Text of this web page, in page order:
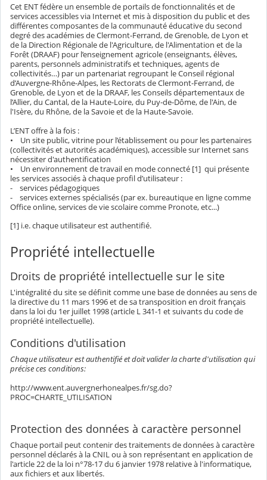
Cet ENT fédère un ensemble de portails de fonctionnalités et de
services accessibles via Internet et mis à disposition du public et des
différentes composantes de la communauté éducative du second
degré des académies de Clermont-Ferrand, de Grenoble, de Lyon et
de la Direction Régionale de l'Agriculture, de l'Alimentation et de la
Forêt (DRAAF) pour l’enseignement agricole (enseignants, élèves,
parents, personnels administratifs et techniques, agents de
collectivités…) par un partenariat regroupant le Conseil régional
d’Auvergne-Rhône-Alpes, les Rectorats de Clermont-Ferrand, de
Grenoble, de Lyon et de la DRAAF, les Conseils départementaux de
l’Allier, du Cantal, de la Haute-Loire, du Puy-de-Dôme, de l'Ain, de
l'Isère, du Rhône, de la Savoie et de la Haute-Savoie.
L’ENT offre à la fois :
• Un site public, vitrine pour l’établissement ou pour les partenaires
(collectivités et autorités académiques), accessible sur Internet sans
nécessiter d'authentification
• Un environnement de travail en mode connecté [1] qui présente
les services associés à chaque profil d’utilisateur :
- services pédagogiques
- services externes spécialisés (par ex. bureautique en ligne comme
Office online, services de vie scolaire comme Pronote, etc...)
[1] i.e. chaque utilisateur est authentifié.
Propriété intellectuelle
Droits de propriété intellectuelle sur le site
L'intégralité du site se définit comme une base de données au sens de
la directive du 11 mars 1996 et de sa transposition en droit français
dans la loi du 1er juillet 1998 (article L 341-1 et suivants du code de
propriété intellectuelle).
Conditions d'utilisation
Chaque utilisateur est authentifié et doit valider la charte d'utilisation qui
précise ces conditions:
http://www.ent.auvergnerhonealpes.fr/sg.do?
PROC=CHARTE_UTILISATION
Protection des données à caractère personnel
Chaque portail peut contenir des traitements de données à caractère
personnel déclarés à la CNIL ou à son représentant en application de
l'article 22 de la loi n°78-17 du 6 janvier 1978 relative à l'informatique,
aux fichiers et aux libertés.